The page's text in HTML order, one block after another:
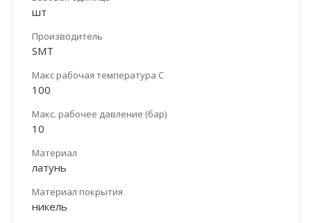
шт
Производитель
SMT
Макс рабочая температура С
100
Макс. рабочее давление (бар)
10
Материал
латунь
Материал покрытия
никель